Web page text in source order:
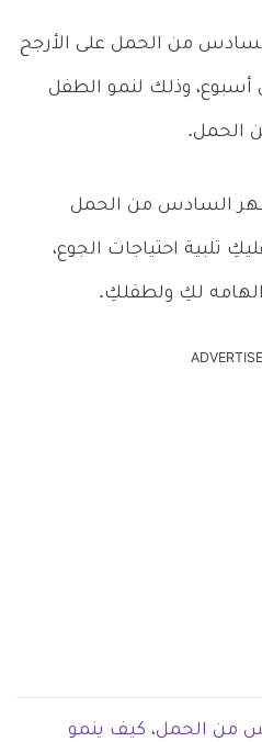
من الحمل على الأرجح
أسبوع، وذلك لنمو الطفل
الحمل.
السادس من الحمل
تلبية احتياجات الجوع،
الهامه لكِ ولطفلكِ.
من الحمل، كيف ينمو